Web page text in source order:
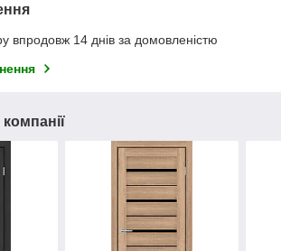
впродовж 14 днів за домовленістю